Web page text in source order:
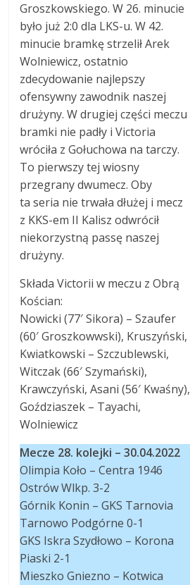
Groszkowskiego. W 26. minucie
było już 2:0 dla LKS-u. W 42.
minucie bramkę strzelił Arek
Wolniewicz, ostatnio
zdecydowanie najlepszy
ofensywny zawodnik naszej
drużyny. W drugiej części meczu
bramki nie padły i Victoria
wróciła z Gołuchowa na tarczy.
To pierwszy tej wiosny
przegrany dwumecz. Oby
ta seria nie trwała dłużej i mecz
z KKS-em II Kalisz odwrócił
niekorzystną passę naszej
drużyny.
Składa Victorii w meczu z Obrą
Kościan:
Nowicki (77′ Sikora) – Szaufer
(60′ Groszkowwski), Kruszyński,
Kwiatkowski – Szczublewski,
Witczak (66′ Szymański),
Krawczyński, Asani (56′ Kwaśny),
Goździaszek – Tayachi,
Wolniewicz
Mecze 28. kolejki – 30.04.2022
Olimpia Koło – Centra 1946
Ostrów Wlkp. 3-2
Górnik Konin – GKS Tarnovia
Tarnowo Podgórne 0-1
GKS Iskra Szydłowo – Korona
Piaski 2-1
Mieszko Gniezno – Kotwica